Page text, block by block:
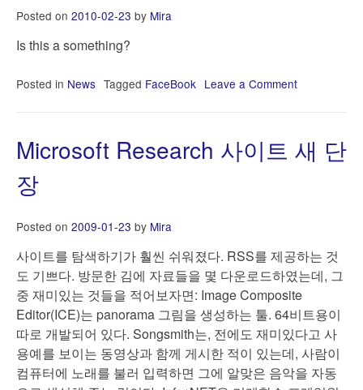
Posted on 2010-02-23 by Mira
Is this a something?
Posted in News Tagged FaceBook Leave a Comment
Microsoft Research 사이트 새 단
장
Posted on 2009-01-23 by Mira
사이트를 탐색하기가 훨씬 쉬워졌다. RSS를 제공하는 것
도 기쁘다. 방문한 김에 자료들을 몇 다운로드하였는데, 그
중 재미있는 것들을 적어보자면: Image Composite
Editor(ICE)는 panorama 그림을 생성하는 툴. 64비트용이
따로 개발되어 있다. Songsmith는, 전에도 재미있다고 사
용예를 보이는 동영상과 함께 게시한 적이 있는데, 사람이
컴퓨터에 노래를 불러 입력하면 그에 알맞은 음악을 자동